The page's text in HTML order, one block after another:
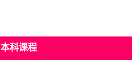
本科课程